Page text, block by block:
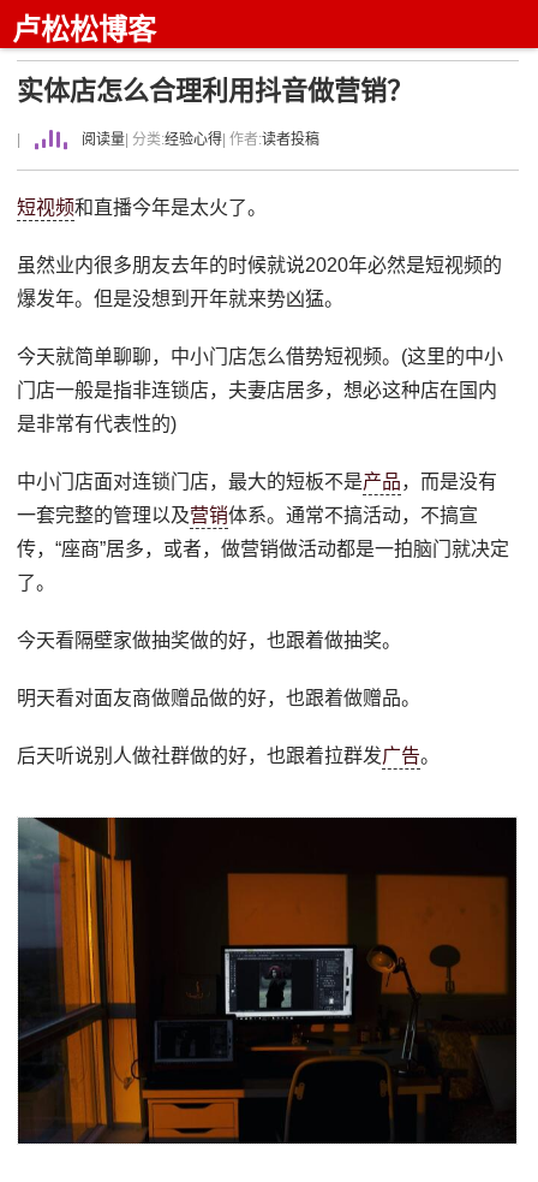
卢松松博客
实体店怎么合理利用抖音做营销？
阅读量 | 分类:经验心得 | 作者:读者投稿
短视频和直播今年是太火了。
虽然业内很多朋友去年的时候就说2020年必然是短视频的
爆发年。但是没想到开年就来势凶猛。
今天就简单聊聊，中小门店怎么借势短视频。(这里的中小
门店一般是指非连锁店，夫妻店居多，想必这种店在国内
是非常有代表性的)
中小门店面对连锁门店，最大的短板不是产品，而是没有
一套完整的管理以及营销体系。通常不搞活动，不搞宣
传，“座商”居多，或者，做营销做活动都是一拍脑门就决定
了。
今天看隔壁家做抽奖做的好，也跟着做抽奖。
明天看对面友商做赠品做的好，也跟着做赠品。
后天听说别人做社群做的好，也跟着拉群发广告。